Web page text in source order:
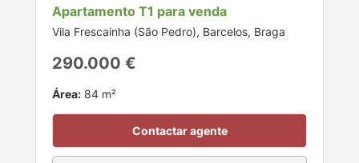
Apartamento T1 para venda
Vila Frescainha (São Pedro), Barcelos, Braga
290.000 €
Área: 84 m²
Contactar agente